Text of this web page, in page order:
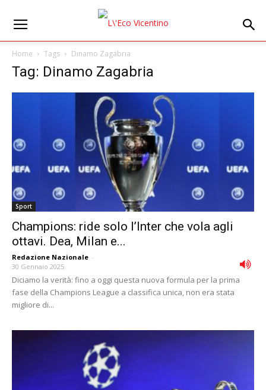
Home Tags Dinamo Zagabria
Tag: Dinamo Zagabria
Sport
Champions: ride solo l’Inter che vola agli
ottavi. Dea, Milan e...
Redazione Nazionale -
30 Gennaio 2025
Diciamo la verità: fino a oggi questa nuova formula per la prima
fase della Champions League a classifica unica, non era stata
migliore di...